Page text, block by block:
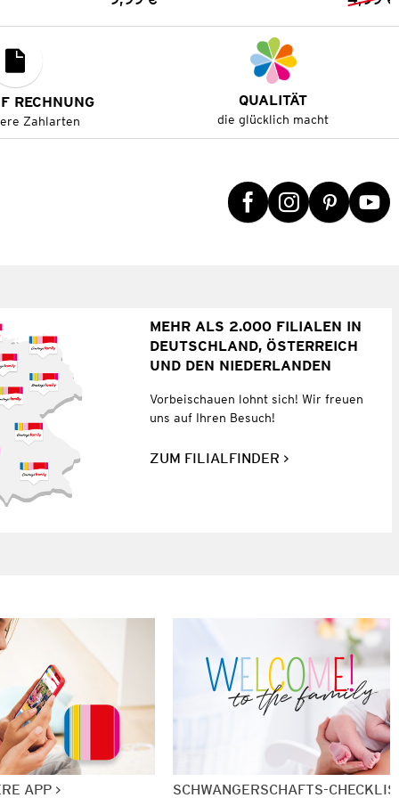
Preis:
RECHNUNG
Zahlarten
QUALITÄT
die glücklich macht
MEHR ALS 2.000 FILIALEN IN
DEUTSCHLAND, ÖSTERREICH
UND DEN NIEDERLANDEN
Vorbeischauen lohnt sich! Wir freuen
uns auf Ihren Besuch!
ZUM FILIALFINDER
APP SCHWANGERSCHAFTS-